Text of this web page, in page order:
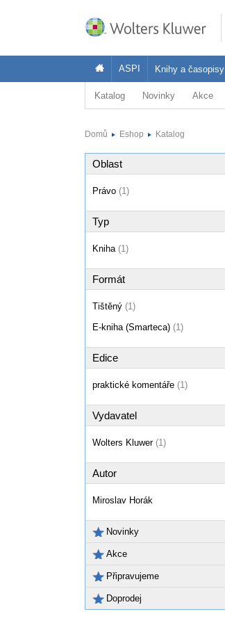
ASPI Knihy a časopisy
Knihy
Katalog Novinky Akce
Domů Eshop Katalog
Oblast
Právo (1)
Typ
Kniha (1)
Formát
Tištěný (1)
E-kniha (Smarteca) (1)
Edice
praktické komentáře (1)
Vydavatel
Wolters Kluwer (1)
Autor
Miroslav Horák
Novinky
Akce
Připravujeme
Doprodej